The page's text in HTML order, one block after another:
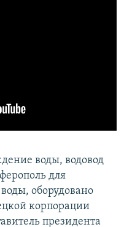
воды, водовод
для
оборудовано
корпорации
президента